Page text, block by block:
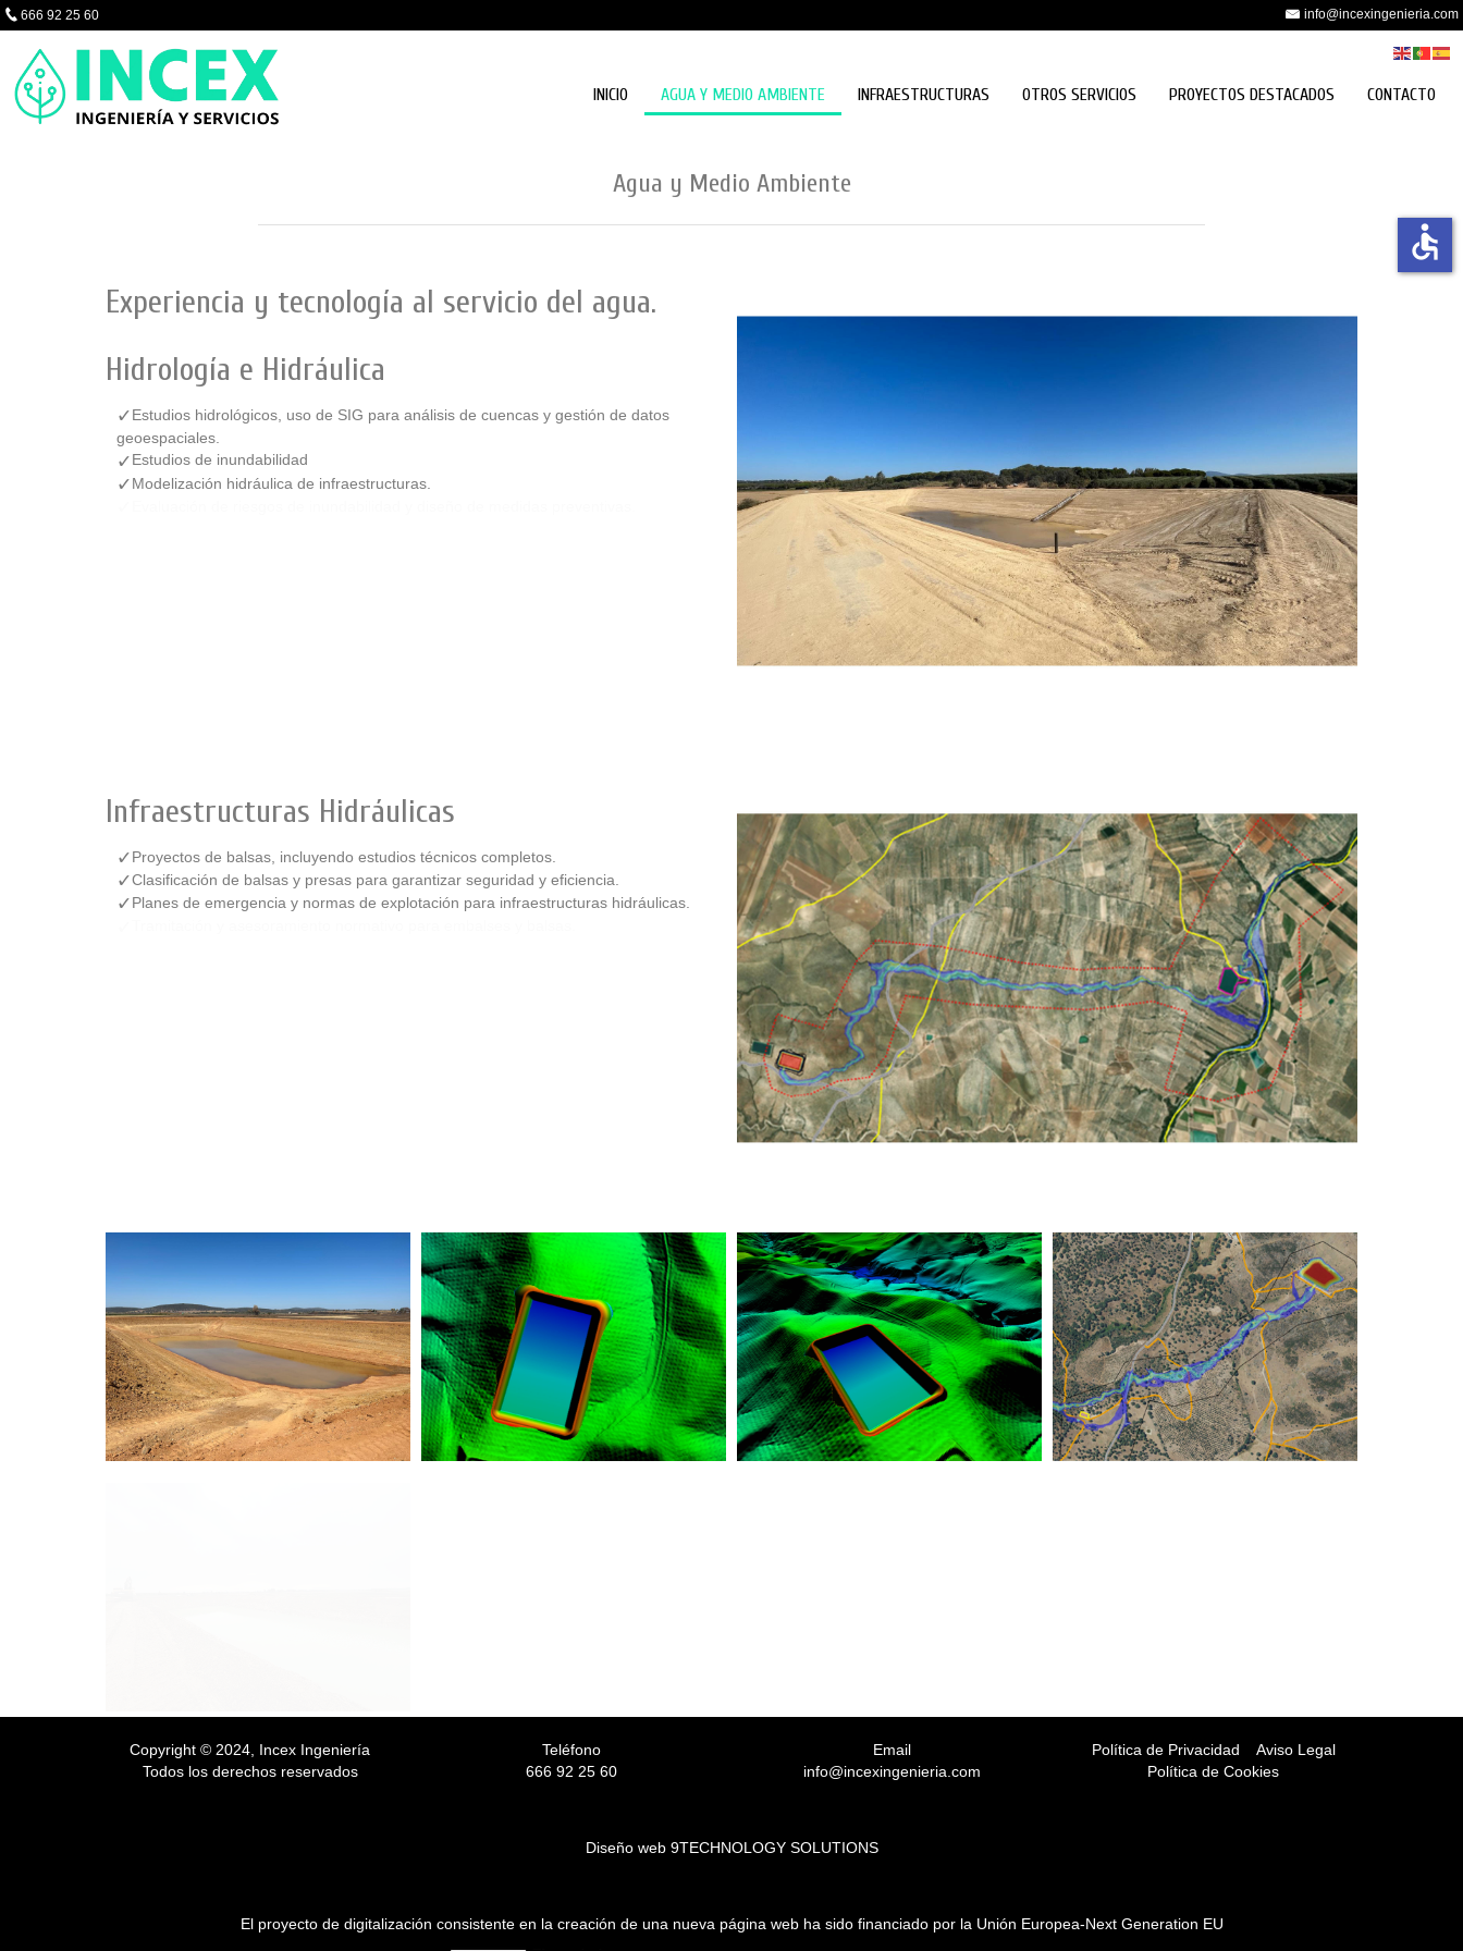
666 92 25 60 info@incexingenieria.com
INICIO AGUA Y MEDIO AMBIENTE INFRAESTRUCTURAS OTROS SERVICIOS PROYECTOS DESTACADOS CONTACTO
Agua y Medio Ambiente
Experiencia y tecnología al servicio del agua.
Hidrología e Hidráulica
Estudios hidrológicos, uso de SIG para análisis de cuencas y gestión de datos
geoespaciales.
Estudios de inundabilidad
Modelización hidráulica de infraestructuras.
Infraestructuras Hidráulicas
Proyectos de balsas, incluyendo estudios técnicos completos.
Clasificación de balsas y presas para garantizar seguridad y eficiencia.
Planes de emergencia y normas de explotación para infraestructuras hidráulicas.
Copyright © 2024, Incex Ingeniería
Todos los derechos reservados
Teléfono
666 92 25 60
Email
info@incexingenieria.com
Política de Privacidad
Aviso Legal
Política de Cookies
Diseño web 9TECHNOLOGY SOLUTIONS
El proyecto de digitalización consistente en la creación de una nueva página web ha sido financiado por la Unión Europea-Next Generation EU
accessible